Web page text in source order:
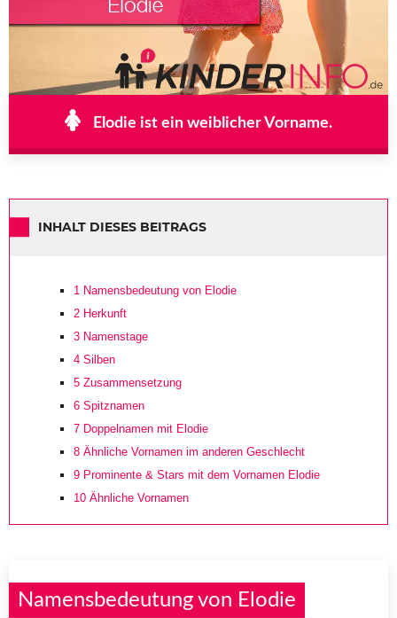
Elodie ist ein weiblicher Vorname.
INHALT DIESES BEITRAGS
1 Namensbedeutung von Elodie
2 Herkunft
3 Namenstage
4 Silben
5 Zusammensetzung
6 Spitznamen
7 Doppelnamen mit Elodie
8 Ähnliche Vornamen im anderen Geschlecht
9 Prominente & Stars mit dem Vornamen Elodie
10 Ähnliche Vornamen
Namensbedeutung von Elodie